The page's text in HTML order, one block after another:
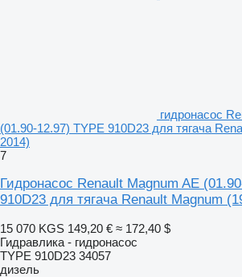
гидронасос
(01.90-12.97) TYPE 910D23 для тягача
2014)
7
Гидронасос Renault Magnum AE
910D23 для тягача Renault Magnum
15 070 KGS 149,20 € ≈ 172,40 $
Гидравлика - гидронасос
TYPE 910D23 34057
дизель